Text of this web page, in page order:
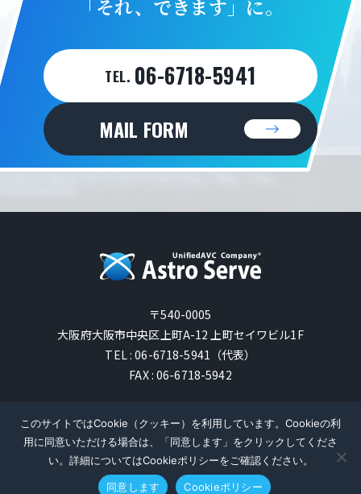
「それ、できます」に。
TEL. 06-6718-5941
MAIL FORM
〒540-0005
大阪府大阪市中央区上町A-12 上町セイワビル1F
TEL : 06-6718-5941（代表）
FAX : 06-6718-5942
AstroServe Co., Ltd. All Rights Reserved.
PRODUCT CONTACT
このサイトではCookie（クッキー）を利用しています。Cookieの利
用に同意いただける場合は、「同意します」をクリックしてくださ
い。詳細についてはCookieポリシーをご確認ください。
同意します Cookieポリシー